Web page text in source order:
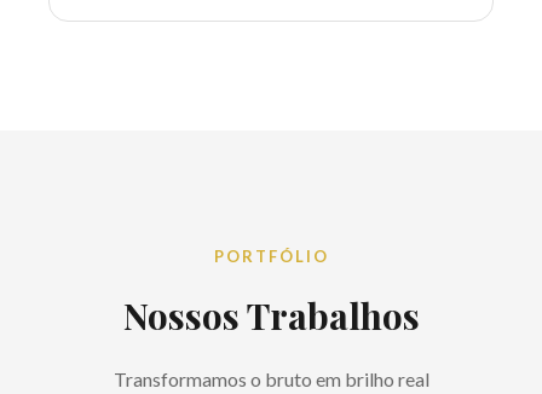
PORTFÓLIO
Nossos Trabalhos
Transformamos o bruto em brilho real